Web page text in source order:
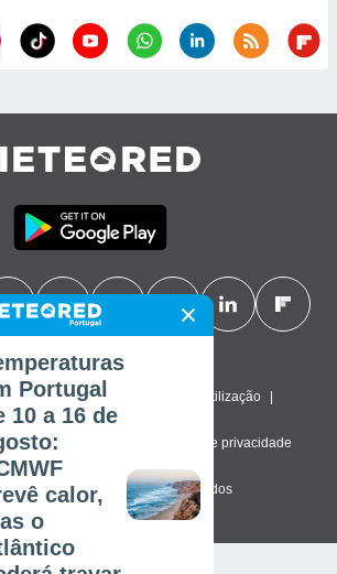
nós FAQ Termos de utilização
de privacidade Definições de privacidade
Todos os direitos reservados
Portugal
10 a 16 de
calor,
o